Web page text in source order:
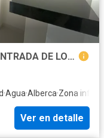
SE RENTA DEPTO NUEVO EN LA ENTRADA DE LOMAS DE ANGELOPOLIS 1
·Agua·Alberca·Zona
Ver en detalle